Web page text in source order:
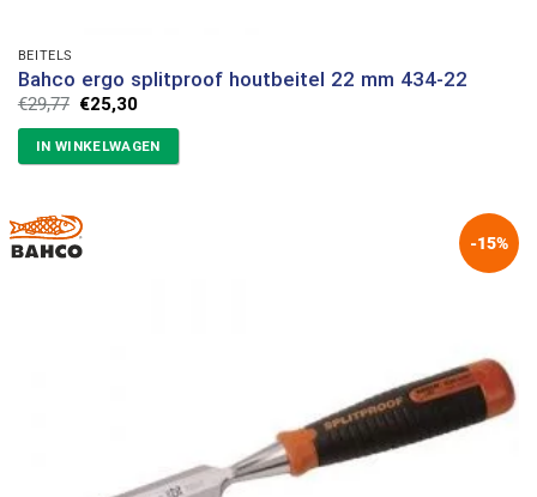
BEITELS
Bahco ergo splitproof houtbeitel 22 mm 434-22
€29,77 Oorspronkelijke
was:
€29,77.
€25,30Huidige
is:
€25,30.
IN WINKELWAGEN
-15%